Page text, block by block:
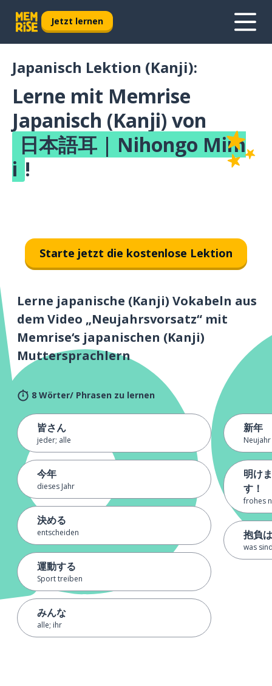
Jetzt lernen
Japanisch Lektion (Kanji):
Lerne mit Memrise
Japanisch (Kanji) von
日本語耳 | Nihongo Mim
i !
Starte jetzt die kostenlose Lektion
Lerne japanische (Kanji) Vokabeln aus
dem Video „Neujahrsvorsatz“ mit
Memrise‘s japanischen (Kanji)
Muttersprachlern
8 Wörter/ Phrasen zu lernen
皆さん
jeder; alle
今年
dieses Jahr
決める
entscheiden
運動する
Sport treiben
みんな
alle; ihr
新年
Neujahr
明け
す！
frohes
抱負
was